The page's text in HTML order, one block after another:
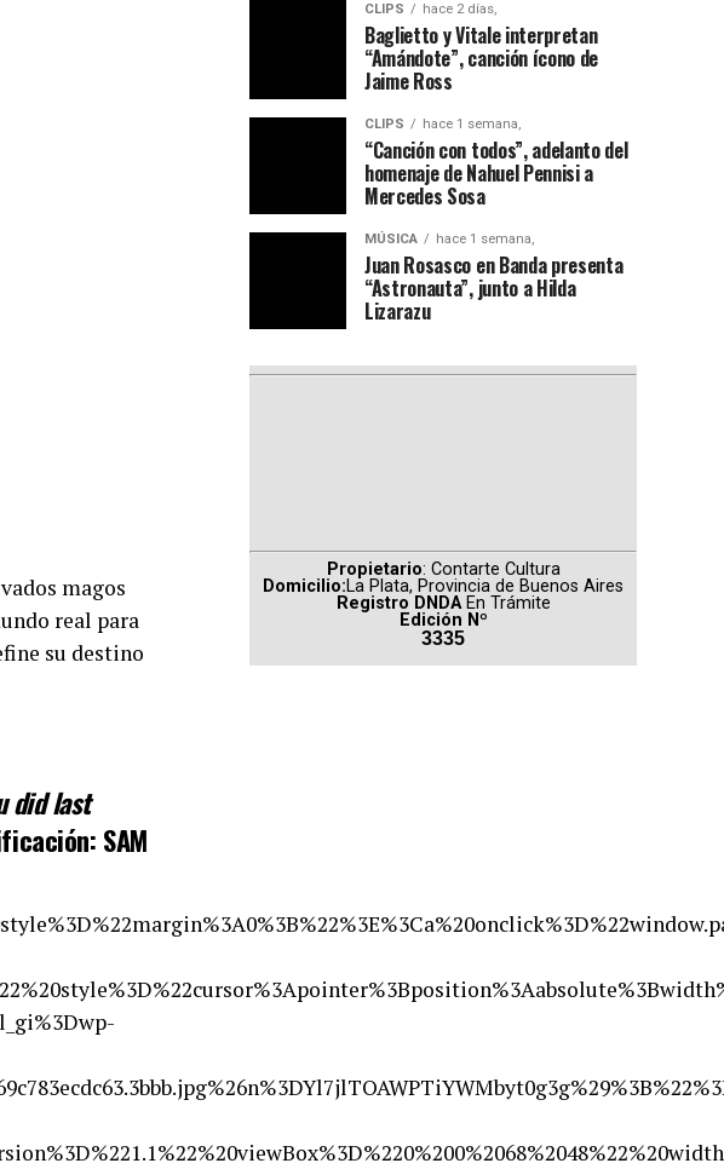
magos
real para
su destino
did last
SAM
CLIPS hace 2 días,
Baglietto y Vitale interpretan
“Amándote”, canción ícono de
Jaime Ross
CLIPS hace 1 semana,
“Canción con todos”, adelanto del
homenaje de Nahuel Pennisi a
Mercedes Sosa
MÚSICA hace 1 semana,
Juan Rosasco en Banda presenta
“Astronauta”, junto a Hilda
Lizarazu
Propietario: Contarte Cultura
Domicilio:La Plata, Provincia de Buenos Aires
Registro DNDA En Trámite
Edición Nº
3335